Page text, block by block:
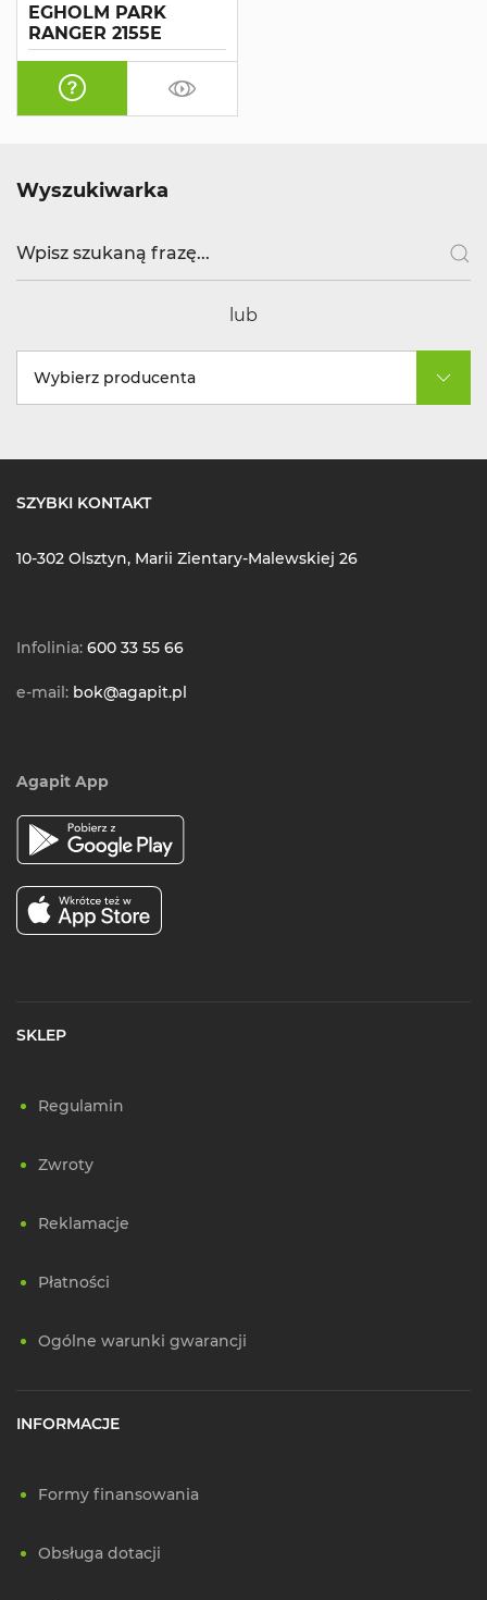
EGHOLM PARK
RANGER 2155E
Wyszukiwarka
lub
Wybierz producenta
SZYBKI KONTAKT
10-302 Olsztyn, Marii Zientary-Malewskiej 26
Infolinia: 600 33 55 66
e-mail: bok@agapit.pl
Agapit App
SKLEP
Regulamin
Zwroty
Reklamacje
Płatności
Ogólne warunki gwarancji
INFORMACJE
Formy finansowania
Obsługa dotacji